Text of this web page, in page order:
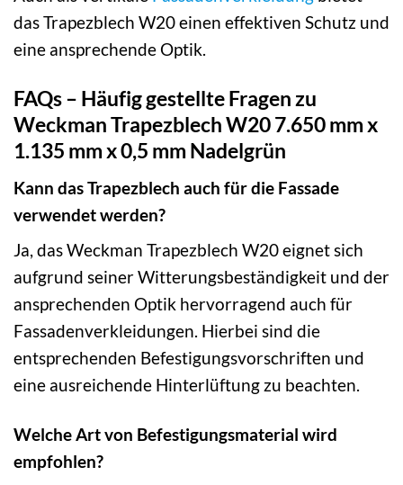
das Trapezblech W20 einen effektiven Schutz und
eine ansprechende Optik.
FAQs – Häufig gestellte Fragen zu
Weckman Trapezblech W20 7.650 mm x
1.135 mm x 0,5 mm Nadelgrün
Kann das Trapezblech auch für die Fassade
verwendet werden?
Ja, das Weckman Trapezblech W20 eignet sich
aufgrund seiner Witterungsbeständigkeit und der
ansprechenden Optik hervorragend auch für
Fassadenverkleidungen. Hierbei sind die
entsprechenden Befestigungsvorschriften und
eine ausreichende Hinterlüftung zu beachten.
Welche Art von Befestigungsmaterial wird
empfohlen?